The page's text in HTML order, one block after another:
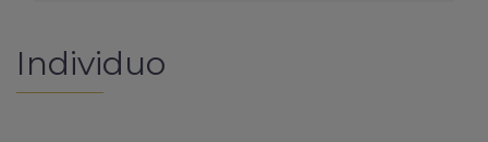
Individuo